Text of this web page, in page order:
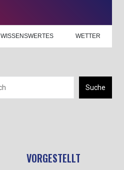
WISSENSWERTES WETTER
Suche
VORGESTELLT